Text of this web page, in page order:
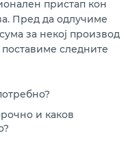
пристап кон
Пред да одлучиме
за некој производ
следните
и каков